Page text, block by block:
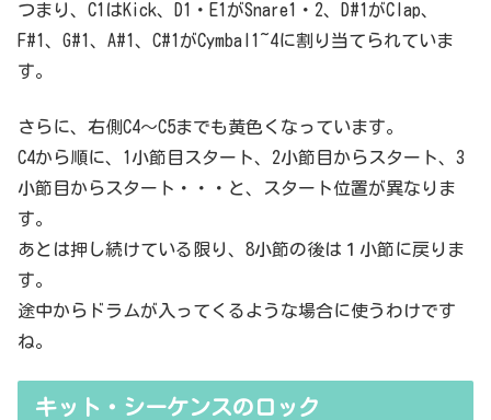
つまり、C1はKick、D1・E1がSnare1・2、D#1がClap、
F#1、G#1、A#1、C#1がCymbal1~4に割り当てられていま
す。
さらに、右側C4～C5までも黄色くなっています。
C4から順に、1小節目スタート、2小節目からスタート、3
小節目からスタート・・・と、スタート位置が異なりま
す。
あとは押し続けている限り、8小節の後は１小節に戻りま
す。
途中からドラムが入ってくるような場合に使うわけです
ね。
キット・シーケンスのロック